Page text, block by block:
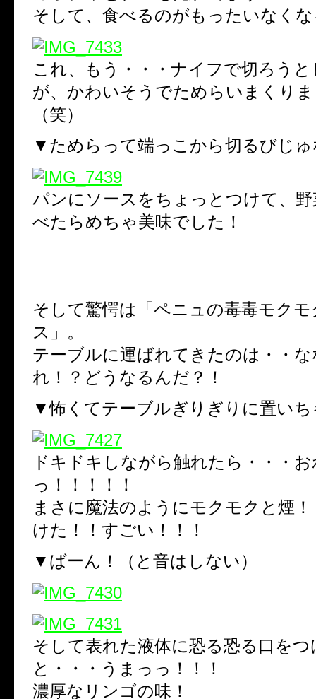
そして、食べるのがもったいなく
これ、もう・・・ナイフで切ろう
が、かわいそうでためらいまくり
（笑）
▼ためらって端っこから切るびじ
パンにソースをちょっとつけて、
べたらめちゃ美味でした！
そして驚愕は「ペニュの毒毒モク
ス」。
テーブルに運ばれてきたのは・・
れ！？どうなるんだ？！
▼怖くてテーブルぎりぎりに置い
ドキドキしながら触れたら・・・お
っ！！！！！
まさに魔法のようにモクモクと煙
けた！！すごい！！！
▼ばーん！（と音はしない）
そして表れた液体に恐る恐る口を
と・・・うまっっ！！！
濃厚なリンゴの味！